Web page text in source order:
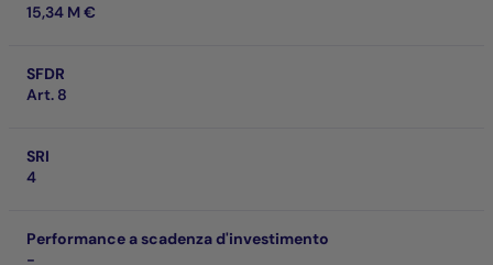
15,34 M €
SFDR
Art. 8
SRI
4
Performance a scadenza d'investimento
-